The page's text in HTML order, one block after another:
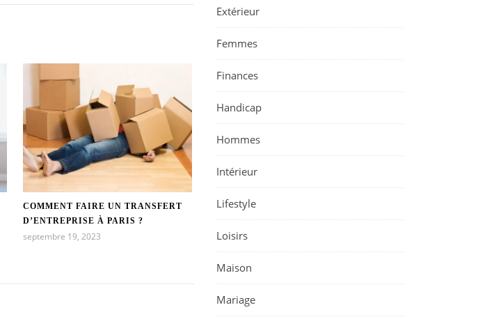
COMMENT FAIRE UN TRANSFERT
D’ENTREPRISE À PARIS ?
septembre 19, 2023
Extérieur
Femmes
Finances
Handicap
Hommes
Intérieur
Lifestyle
Loisirs
Maison
Mariage